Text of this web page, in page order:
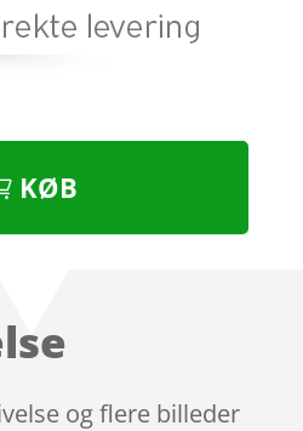
KØB
og flere billeder